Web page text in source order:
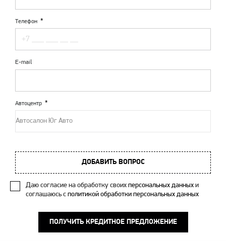
Телефон
E-mail
Автоцентр
Автосалон Юг Авто
ДОБАВИТЬ ВОПРОС
Даю согласие на обработку своих персональных данных и
соглашаюсь с политикой обработки персональных данных
ПОЛУЧИТЬ КРЕДИТНОЕ ПРЕДЛОЖЕНИЕ